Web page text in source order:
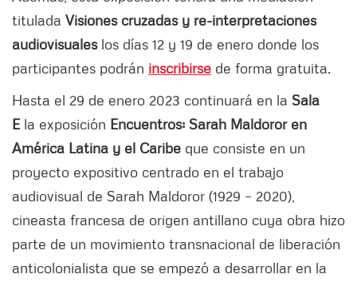
titulada Visiones cruzadas y re-interpretaciones
audiovisualeslos días 12 y 19 de enero donde los
participantes podrán inscribirse de forma gratuita.
Hasta el 29 de enero 2023 continuará en la Sala
E la exposición Encuentros: Sarah Maldoror en
América Latina y el Caribe que consiste en un
proyecto expositivo centrado en el trabajo
audiovisual de Sarah Maldoror (1929 − 2020),
cineasta francesa de origen antillano cuya obra hizo
parte de un movimiento transnacional de liberación
anticolonialista que se empezó a desarrollar en la